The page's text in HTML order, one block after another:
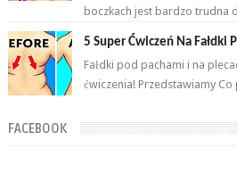
boczkach jest bardzo trudna
odpowiednich ćwiczeń oraz ...
5 Super Ćwiczeń Na Fałdki
Fałdki pod pachami i na
ćwiczenia! Przedstawiamy
FACEBOOK